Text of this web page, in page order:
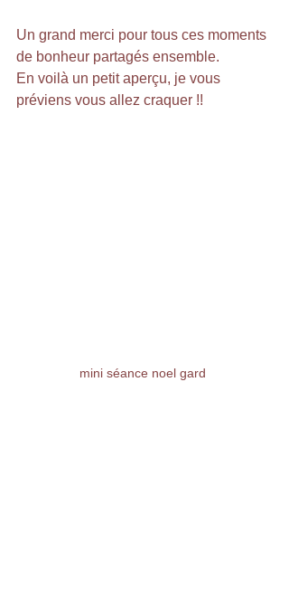
Un grand merci pour tous ces moments
de bonheur partagés ensemble.
En voilà un petit aperçu, je vous
préviens vous allez craquer !!
mini séance noel gard